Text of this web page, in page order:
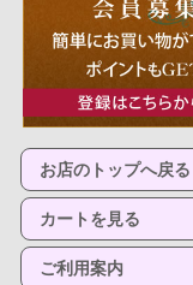
お店のトップへ戻る
カートを見る
ご利用案内